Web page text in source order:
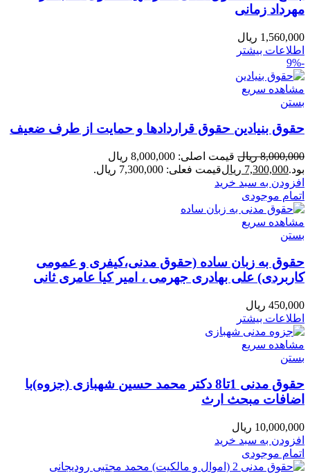
مهرداد زمانی
1,560,000 ریال
اطلاعات بیشتر
-9%
مشاهده سریع
بستن
حقوق بنیادین حقوق قراردادها و حمایت از طرف ضعیف
8,000,000 ریال
قیمت اصلی: 8,000,000 ریال
بود.7,300,000 ریالقیمت فعلی: 7,300,000 ریال.
افزودن به سبد خرید
اتمام موجودی
مشاهده سریع
بستن
حقوق به زبان ساده (حقوق مدنی،کیفری و عمومی
کاربردی) علی بهادری جهرمی ، امیر کیا عامری ثانی
450,000 ریال
اطلاعات بیشتر
مشاهده سریع
بستن
حقوق مدنی 1تا8 دکتر محمد حسین شهبازی (جزوه)با
اضافات مبحث ارث
10,000,000 ریال
افزودن به سبد خرید
اتمام موجودی